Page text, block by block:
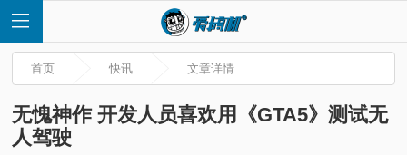
首页 快讯 文章详情
无愧神作 开发人员喜欢用《GTA5》测试无
人驾驶